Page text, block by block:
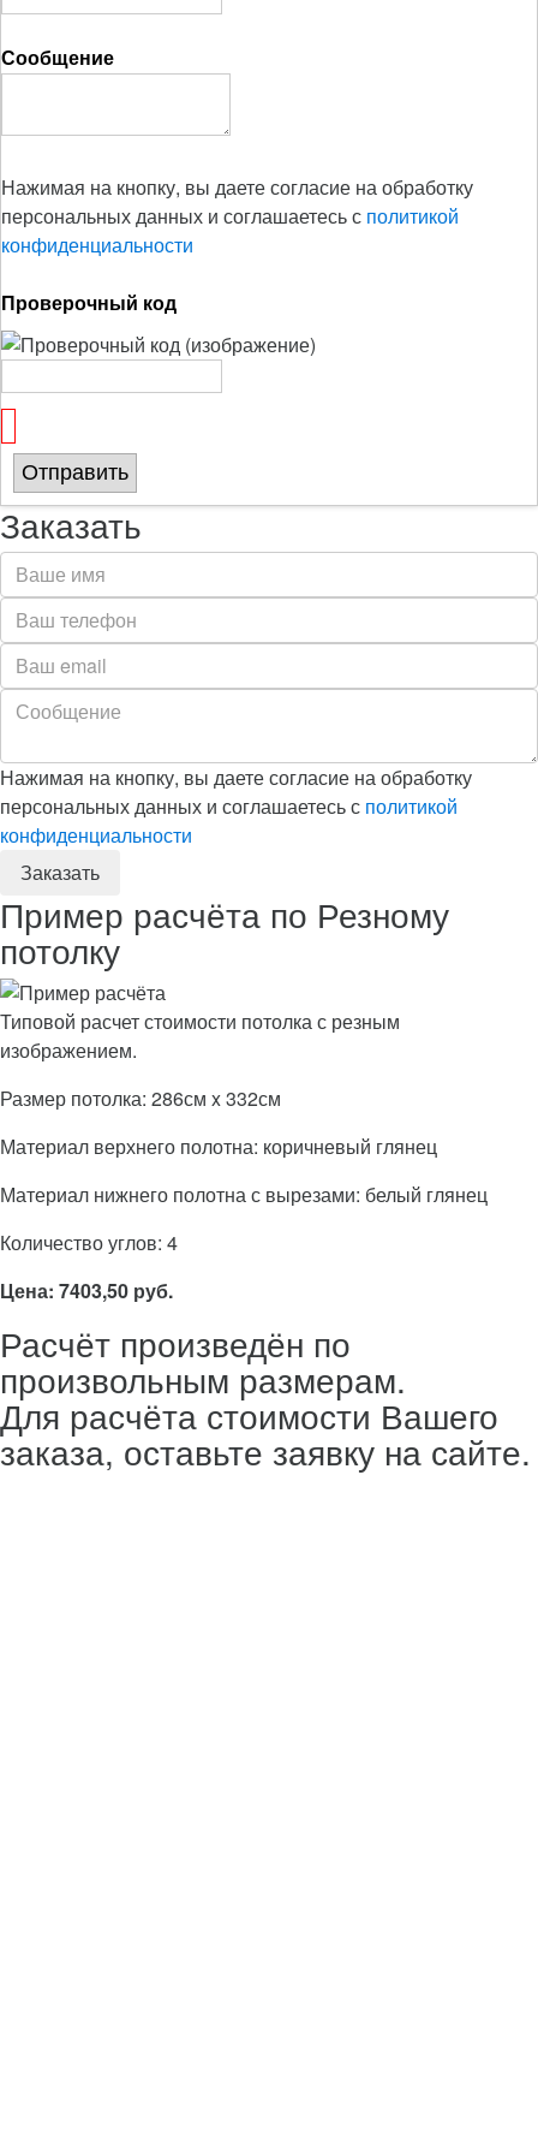
Сообщение
Нажимая на кнопку, вы даете согласие на обработку
персональных данных и соглашаетесь с политикой
конфиденциальности
Проверочный код
Отправить
Заказать
Нажимая на кнопку, вы даете согласие на обработку
персональных данных и соглашаетесь с политикой
конфиденциальности
Пример расчёта по Резному
потолку
Типовой расчет стоимости потолка с резным
изображением.
Размер потолка: 286см x 332см
Материал верхнего полотна: коричневый глянец
Материал нижнего полотна с вырезами: белый глянец
Количество углов: 4
Цена: 7403,50 руб.
Расчёт произведён по
произвольным размерам.
Для расчёта стоимости Вашего
заказа, оставьте заявку на сайте.